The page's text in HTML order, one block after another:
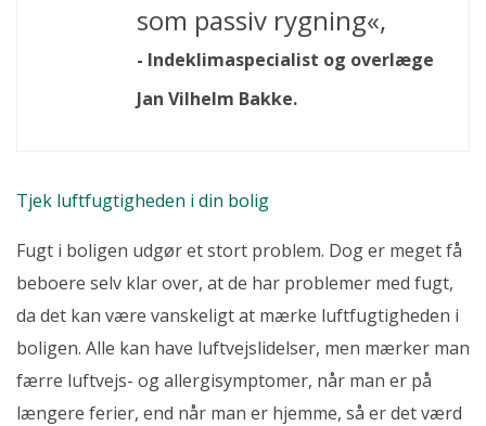
som passiv rygning«,
- Indeklimaspecialist og overlæge
Jan Vilhelm Bakke.
Tjek luftfugtigheden i din bolig
Fugt i boligen udgør et stort problem. Dog er meget få
beboere selv klar over, at de har problemer med fugt,
da det kan være vanskeligt at mærke luftfugtigheden i
boligen. Alle kan have luftvejslidelser, men mærker man
færre luftvejs- og allergisymptomer, når man er på
længere ferier, end når man er hjemme, så er det værd